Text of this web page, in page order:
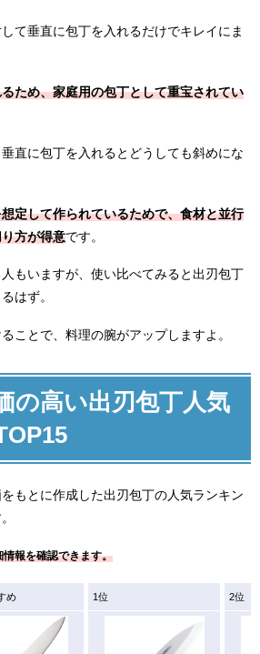
て垂直に包丁を入れるだけでキレイにま
ため、家庭用の包丁として重宝されてい
直に包丁を入れるとどうしても斜めにな
定して作られているためで、食材と並行
方が得意です。
もいますが、使い比べてみると出刃包丁
はず。
ことで、料理の腕がアップしますよ。
の高い出刃包丁人気
もとに作成した出刃包丁の人気ランキン
報を確認できます。
め 1位 2位